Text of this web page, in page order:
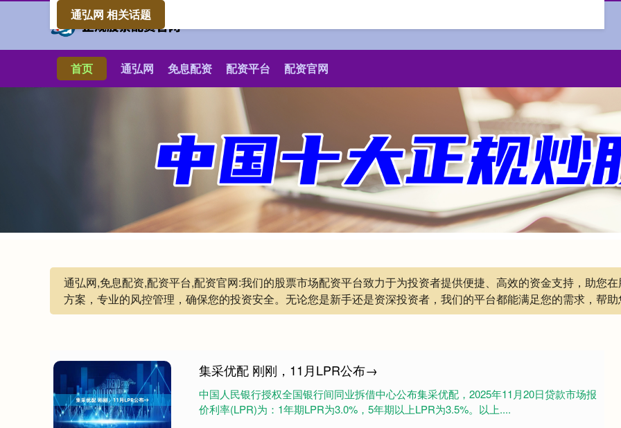
首页 通弘网 免息配资 配资平台 配资官网
通弘网,免息配资,配资平台,配资官网:我们的股票市场配资平台致力于为投资者提供便捷、高效的资金支持，助您
方案，专业的风控管理，确保您的投资安全。无论您是新手还是资深投资者，我们的平台都能满足您的需求，帮
通弘网 相关话题
集采优配 刚刚，11月LPR公布→
中国人民银行授权全国银行间同业拆借中心公布集采优配，2025年11月20日贷款市场报
价利率(LPR)为：1年期LPR为3.0%，5年期以上LPR为3.5%。以上....